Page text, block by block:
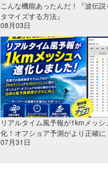
こんな機能あったんだ！『波伝説
タマイズする方法』
08月03日
リアルタイム風予報が1kmメッシ
化！オフショア予測がより正確に
07月31日